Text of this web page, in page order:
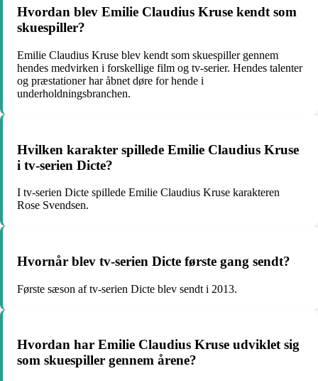
Hvordan blev Emilie Claudius Kruse kendt som
skuespiller?
Emilie Claudius Kruse blev kendt som skuespiller gennem
hendes medvirken i forskellige film og tv-serier. Hendes talenter
og præstationer har åbnet døre for hende i
underholdningsbranchen.
Hvilken karakter spillede Emilie Claudius Kruse
i tv-serien Dicte?
I tv-serien Dicte spillede Emilie Claudius Kruse karakteren
Rose Svendsen.
Hvornår blev tv-serien Dicte første gang sendt?
Første sæson af tv-serien Dicte blev sendt i 2013.
Hvordan har Emilie Claudius Kruse udviklet sig
som skuespiller gennem årene?